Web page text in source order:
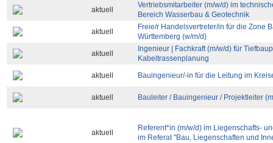
aktuell
Vertriebsmitarbeiter (m/w/d) im
Bereich Wasserbau & Geotechnik
aktuell
Freie/r Handelsvertreter/in für die Zone
Württemberg (w/m/d)
aktuell
Ingenieur | Fachkraft (m/w/d) für
Kabeltrassenplanung
aktuell
Bauingenieur/-in für die Leitung im
aktuell Bauleiter / Bauingenieur / Projektleiter
aktuell
Referent*in (m/w/d) im Liegenschafts-
im Referat "Bau, Liegenschaften und